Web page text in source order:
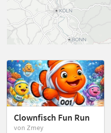
Clownfisch Fun Run
von Zmey